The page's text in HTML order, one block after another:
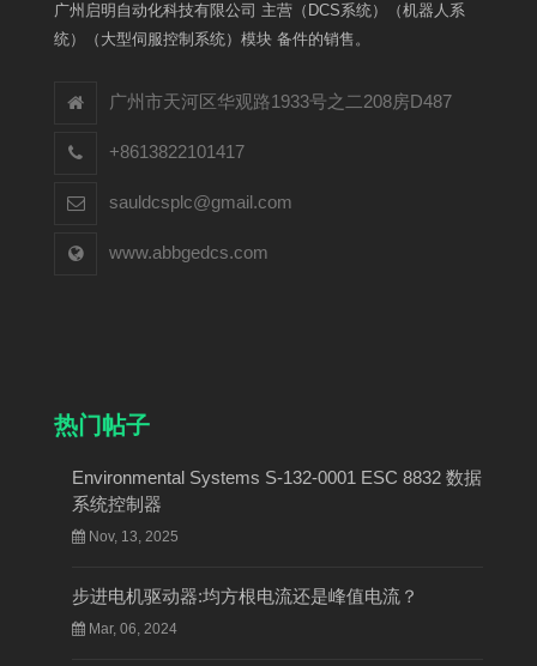
广州启明自动化科技有限公司 主营（DCS系统）（机器人系
统）（大型伺服控制系统）模块 备件的销售。
广州市天河区华观路1933号之二208房D487
+8613822101417
sauldcsplc@gmail.com
www.abbgedcs.com
热门帖子
Environmental Systems S-132-0001 ESC 8832 数据
系统控制器
Nov, 13, 2025
步进电机驱动器:均方根电流还是峰值电流？
Mar, 06, 2024